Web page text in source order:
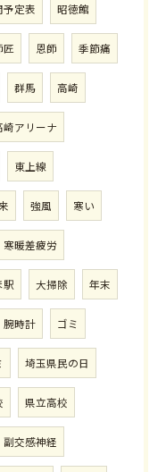
予定表 昭徳館
匠 恩師 季節痛
群馬 高崎
崎アリーナ
東上線
強風 寒い
寒暖差疲労
駅 大掃除 年末
腕時計 ゴミ
埼玉県民の日
県立高校
副交感神経